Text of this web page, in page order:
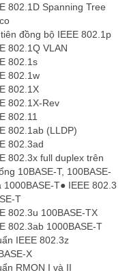
802.1D Spanning Tree
đồng bộ IEEE 802.1p
802.1Q VLAN
802.1s
802.1w
802.1X
802.1X-Rev
802.11
802.1ab (LLDP)
802.3ad
802.3x full duplex trên
10BASE-T, 100BASE-
1000BASE-T● IEEE 802.3
T
802.3u 100BASE-TX
802.3ab 1000BASE-T
IEEE 802.3z
X
RMON I và II